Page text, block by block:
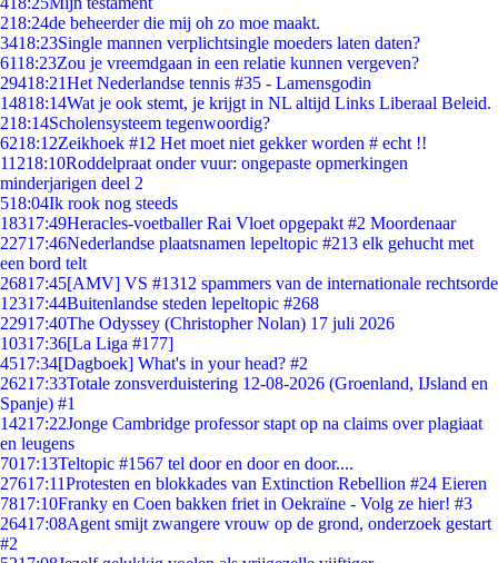
218:24de beheerder die mij oh zo moe maakt.
3418:23Single mannen verplichtsingle moeders laten daten?
6118:23Zou je vreemdgaan in een relatie kunnen vergeven?
29418:21Het Nederlandse tennis #35 - Lamensgodin
14818:14Wat je ook stemt, je krijgt in NL altijd Links Liberaal Beleid.
218:14Scholensysteem tegenwoordig?
6218:12Zeikhoek #12 Het moet niet gekker worden # echt !!
11218:10Roddelpraat onder vuur: ongepaste opmerkingen
minderjarigen deel 2
518:04Ik rook nog steeds
18317:49Heracles-voetballer Rai Vloet opgepakt #2 Moordenaar
22717:46Nederlandse plaatsnamen lepeltopic #213 elk gehucht met
een bord telt
26817:45[AMV] VS #1312 spammers van de internationale rechtsorde
12317:44Buitenlandse steden lepeltopic #268
22917:40The Odyssey (Christopher Nolan) 17 juli 2026
10317:36[La Liga #177]
4517:34[Dagboek] What's in your head? #2
26217:33Totale zonsverduistering 12-08-2026 (Groenland, IJsland en
Spanje) #1
14217:22Jonge Cambridge professor stapt op na claims over plagiaat
en leugens
7017:13Teltopic #1567 tel door en door en door....
27617:11Protesten en blokkades van Extinction Rebellion #24 Eieren
7817:10Franky en Coen bakken friet in Oekraïne - Volg ze hier! #3
26417:08Agent smijt zwangere vrouw op de grond, onderzoek gestart
#2